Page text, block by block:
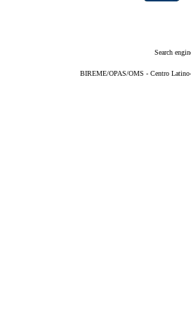
Search
BIREME/OPAS/OMS - Centro Latino-